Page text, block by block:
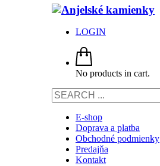
LOGIN
No products in cart.
E-shop
Doprava a platba
Obchodné podmienky
Predajňa
Kontakt